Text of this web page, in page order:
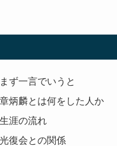
まず一言でいうと
章炳麟とは何をした人か
生涯の流れ
光復会との関係